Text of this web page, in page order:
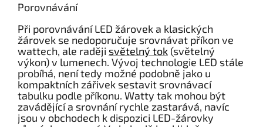
Porovnávání
Při porovnávání LED žárovek a klasických
žárovek se nedoporučuje srovnávat příkon ve
wattech, ale raději světelný tok (světelný
výkon) v lumenech. Vývoj technologie LED stále
probíhá, není tedy možné podobně jako u
kompaktních zářivek sestavit srovnávací
tabulku podle příkonu. Watty tak mohou být
zavádějící a srovnání rychle zastarává, navíc
jsou v obchodech k dispozici LED-žárovky